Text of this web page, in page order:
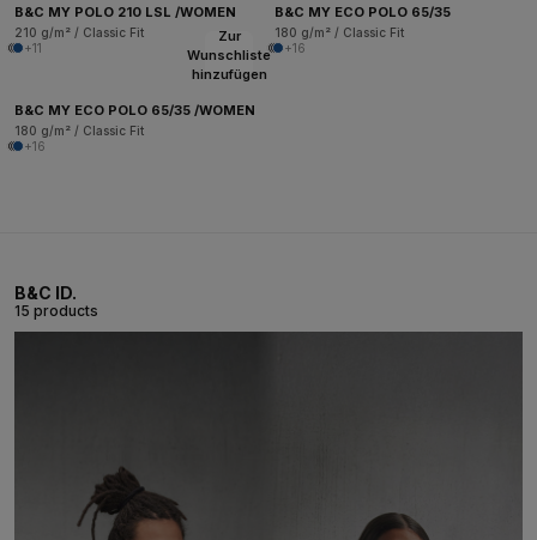
B&C MY POLO 210 LSL /WOMEN
210 g/m² / Classic Fit
+11
B&C MY ECO POLO 65/35
180 g/m² / Classic Fit
+16
Zur
Wunschliste
hinzufügen
B&C MY ECO POLO 65/35 /WOMEN
180 g/m² / Classic Fit
+16
B&C ID.
15 products